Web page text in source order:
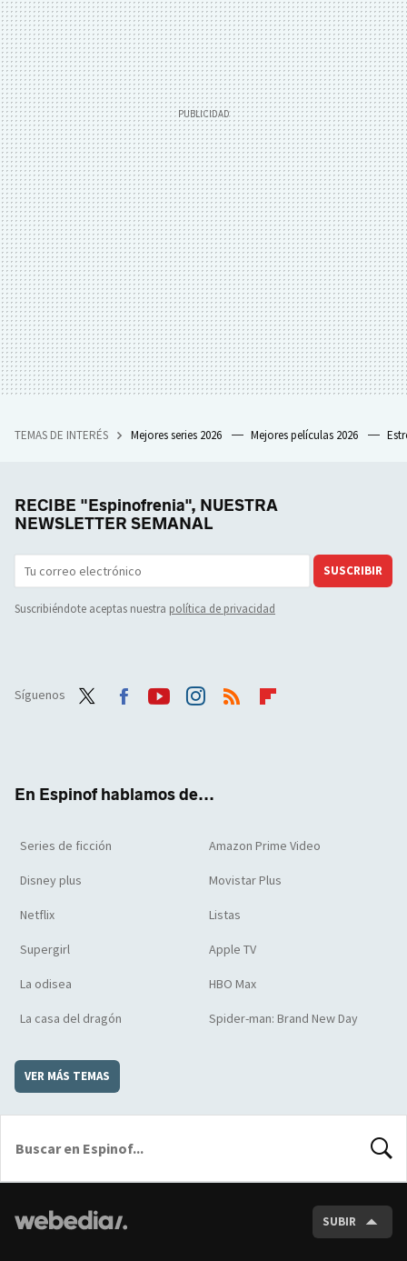
TEMAS DE INTERÉS Mejores series 2026 Mejores películas 2026
RECIBE "Espinofrenia", NUESTRA
NEWSLETTER SEMANAL
SUSCRIBIR
Suscribiéndote aceptas nuestra política de privacidad
Síguenos
En Espinof hablamos de...
Series de ficción Amazon Prime Video
Disney plus Movistar Plus
Netflix Listas
Supergirl Apple TV
La odisea HBO Max
La casa del dragón Spider-man: Brand New Day
VER MÁS TEMAS
SUBIR